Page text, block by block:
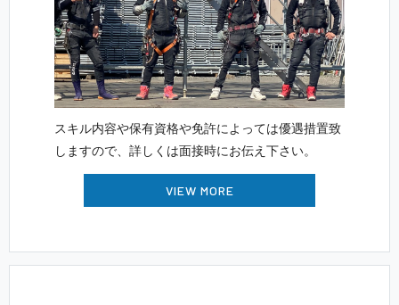
スキル内容や保有資格や免許によっては優遇措置致
しますので、詳しくは面接時にお伝え 下 さ い 。
VIEW MORE